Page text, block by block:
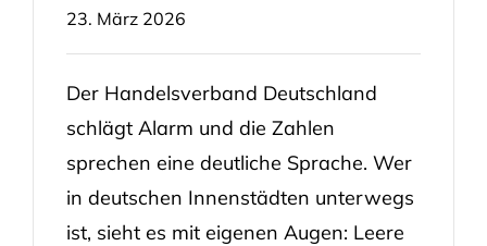
23. März 2026
Der Handelsverband Deutschland
schlägt Alarm und die Zahlen
sprechen eine deutliche Sprache. Wer
in deutschen Innenstädten unterwegs
ist, sieht es mit eigenen Augen: Leere